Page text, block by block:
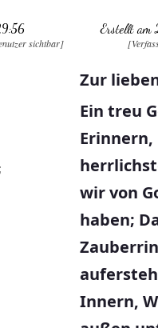
sichtbar]
Erstellt
Zur
Ein treu
Erinnern,
wir von
haben;
Innern,